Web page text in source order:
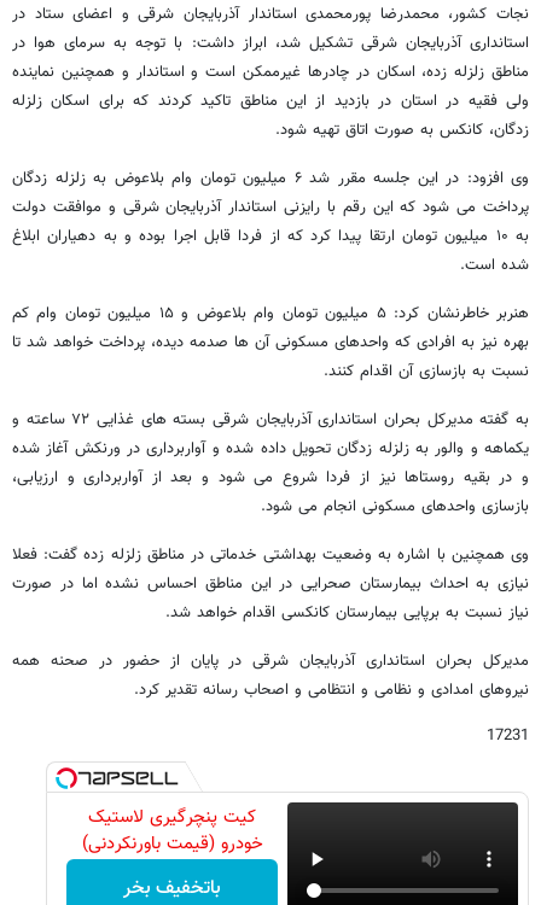
نجات کشور، محمدرضا پورمحمدی استاندار آذربایجان شرقی و اعضای ستاد در
استانداری آذربایجان شرقی تشکیل شد، ابراز داشت: با توجه به سرمای هوا در
مناطق زلزله زده، اسکان در چادرها غیرممکن است و استاندار و همچنین نماینده
ولی فقیه در استان در بازدید از این مناطق تاکید کردند که برای اسکان زلزله
زدگان، کانکس به صورت اتاق تهیه شود.
وی افزود: در این جلسه مقرر شد ۶ میلیون تومان وام بلاعوض به زلزله زدگان
پرداخت می شود که این رقم با رایزنی استاندار آذربایجان شرقی و موافقت دولت
به ۱۰ میلیون تومان ارتقا پیدا کرد که از فردا قابل اجرا بوده و به دهیاران ابلاغ
شده است.
هنربر خاطرنشان کرد: ۵ میلیون تومان وام بلاعوض و ۱۵ میلیون تومان وام کم
بهره نیز به افرادی که واحدهای مسکونی آن ها صدمه دیده، پرداخت خواهد شد تا
نسبت به بازسازی آن اقدام کنند.
به گفته مدیرکل بحران استانداری آذربایجان شرقی بسته های غذایی ۷۲ ساعته و
یکماهه و والور به زلزله زدگان تحویل داده شده و آواربرداری در ورنکش آغاز شده
و در بقیه روستاها نیز از فردا شروع می شود و بعد از آواربرداری و ارزیابی،
بازسازی واحدهای مسکونی انجام می شود.
وی همچنین با اشاره به وضعیت بهداشتی خدماتی در مناطق زلزله زده گفت: فعلا
نیازی به احداث بیمارستان صحرایی در این مناطق احساس نشده اما در صورت
نیاز نسبت به برپایی بیمارستان کانکسی اقدام خواهد شد.
مدیرکل بحران استانداری آذربایجان شرقی در پایان از حضور در صحنه همه
نیروهای امدادی و نظامی و انتظامی و اصحاب رسانه تقدیر کرد.
17231
کیت پنچرگیری لاستیک
خودرو (قیمت باورنکردنی)
باتخفیف بخر